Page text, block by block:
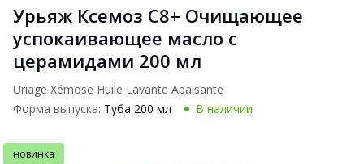
Урьяж Ксемоз С8+ Очищающее
успокаивающее масло с
церамидами 200 мл
Uriage Xémose Huile Lavante Apaisante
Форма выпуска: Туба 200 мл В наличии
новинка